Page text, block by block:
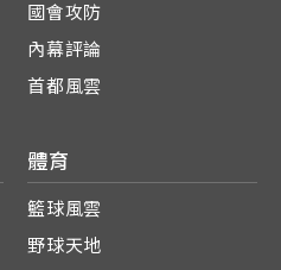
國會攻防
內幕評論
首都風雲
體育
籃球風雲
野球天地